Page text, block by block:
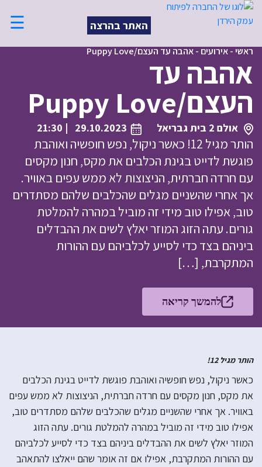
האתר בהרצה ☰
ראשי-אירועים -אהבה עד העצם/Puppy Love
אהבה עד
העצם/Puppy Love
אולם 2 בית גבריאל 29.10.2023
| 21:30
הותר מגיל 12! כאשר ניקול, נפש חופשיה ואוהבת
פוגשת לדייט בגינת הכלבים את מקס, חנון מקסים
עם חרדה חברתית, הניצוצות לא ממש עפים באוויר.
אך אחרי שהשניים מגלים שהכלבים שלהם מסתדרים
טוב, אפילו טוב מידי זה מוביל במהרה להמלטת
גורים. עתה הזוג המוזר יאלץ לשים את ההבדלים
ביניהם בצד כדי לסייע לכלביהם עם ההורות
המתקרבת, […]
להמשך קריאה
הותר מגיל 12!
כאשר ניקול, נפש חופשיה ואוהבת פוגשת לדייט בגינת הכלבים
את מקס, חנון מקסים עם חרדה חברתית, הניצוצות לא ממש עפים
באוויר. אך אחרי שהשניים מגלים שהכלבים שלהם מסתדרים טוב,
אפילו טוב מידי זה מוביל במהרה להמלטת גורים. עתה הזוג
המוזר יאלץ לשים את ההבדלים ביניהם בצד כדי לסייע לכלביהם
עם ההורות המתקרבת, אפילו אם זה אומר שהם ייאלצו להתאהב